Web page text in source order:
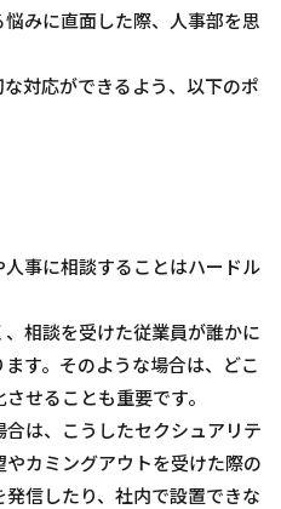
みに直面した際、人事部を思
対応ができるよう、以下のポ
事に相談することはハードル
相談を受けた従業員が誰かに
す。そのような場合は、どこ
せることも重要です。
は、こうしたセクシュアリテ
カミングアウトを受けた際の
信したり、社内で設置できな